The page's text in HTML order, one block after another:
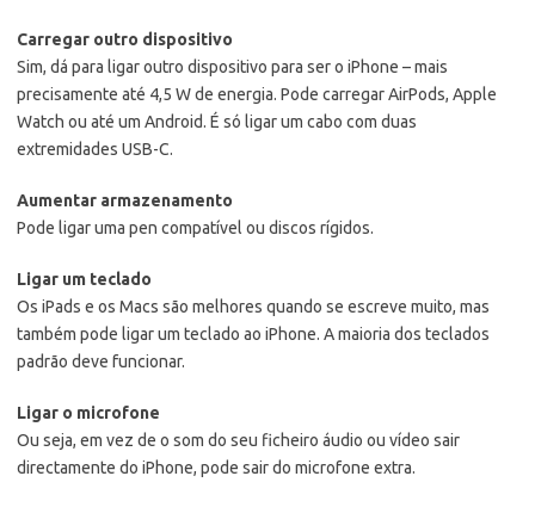
Carregar outro dispositivo
Sim, dá para ligar outro dispositivo para ser o iPhone – mais
precisamente até 4,5 W de energia. Pode carregar AirPods, Apple
Watch ou até um Android. É só ligar um cabo com duas
extremidades USB-C.
Aumentar armazenamento
Pode ligar uma pen compatível ou discos rígidos.
Ligar um teclado
Os iPads e os Macs são melhores quando se escreve muito, mas
também pode ligar um teclado ao iPhone. A maioria dos teclados
padrão deve funcionar.
Ligar o microfone
Ou seja, em vez de o som do seu ficheiro áudio ou vídeo sair
directamente do iPhone, pode sair do microfone extra.